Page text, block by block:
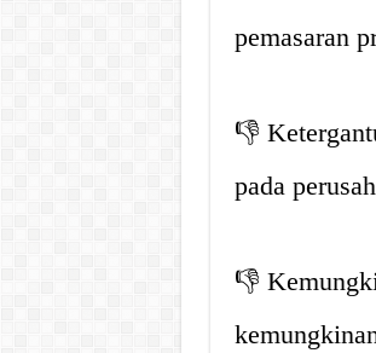
pemasaran
👎
pada
👎